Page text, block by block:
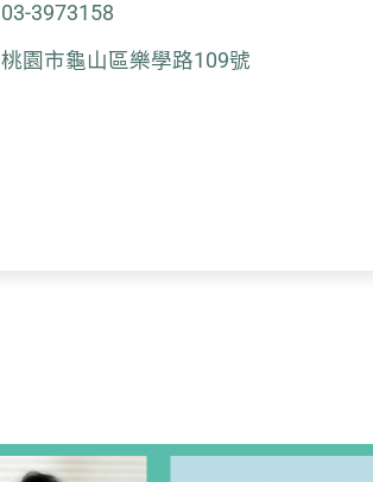
03-3973158
桃園市龜山區樂學路109號